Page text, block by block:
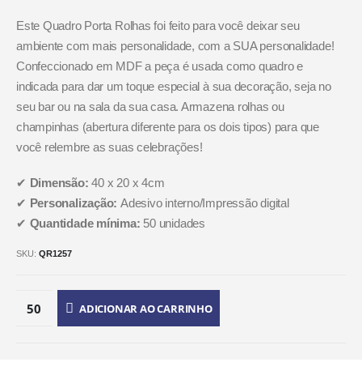
Este Quadro Porta Rolhas foi feito para você deixar seu
ambiente com mais personalidade, com a SUA personalidade!
Confeccionado em MDF a peça é usada como quadro e
indicada para dar um toque especial à sua decoração, seja no
seu bar ou na sala da sua casa. Armazena rolhas ou
champinhas (abertura diferente para os dois tipos) para que
você relembre as suas celebrações!
✔ Dimensão:40 x 20 x 4cm
✔ Personalização: Adesivo interno/Impressão digital
✔ Quantidade mínima: 50 unidades
SKU: QR1257
ADICIONAR AO CARRINHO